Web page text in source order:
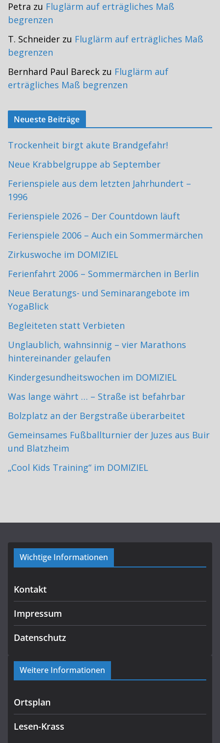
Petra zu Fluglärm auf erträgliches Maß
begrenzen
T. Schneider zu Fluglärm auf erträgliches Maß
begrenzen
Bernhard Paul Bareck zu Fluglärm auf
erträgliches Maß begrenzen
Neueste Beiträge
Trockenheit birgt akute Brandgefahr!
Neue Krabbelgruppe ab September
Ferienspiele aus dem letzten Jahrhundert –
1996
Ferienspiele 2026 – Der Countdown läuft
Ferienspiele 2006 – Auch ein Sommermärchen
Zirkuswoche im DOMIZIEL
Ferienfahrt 2006 – Sommermärchen in Berlin
Neue Beratungs- und Seminarangebote im
YogaBlick
Begleiteten statt Verbieten
Unglaublich, wahnsinnig – vier Marathons
hintereinander gelaufen
Kindergesundheitswochen im DOMIZIEL
Was lange währt … – Straße ist befahrbar
Bolzplatz an der Bergstraße überarbeitet
Gemeinsames Fußballturnier der Juzes aus Buir
und Blatzheim
„Cool Kids Training“ im DOMIZIEL
Wichtige Informationen
Kontakt
Impressum
Datenschutz
Weitere Informationen
Ortsplan
Lesen-Krass